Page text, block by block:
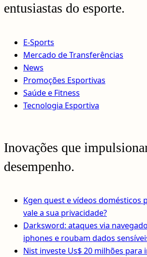
entusiastas do esporte.
E-Sports
Mercado de Transferências
News
Promoções Esportivas
Saúde e Fitness
Tecnologia Esportiva
Inovações que
desempenho.
Kgen quest e vídeos domésticos
vale a sua privacidade?
Darksword: ataques via
iphones e roubam dados
Nist investe Us$ 20 milhões para